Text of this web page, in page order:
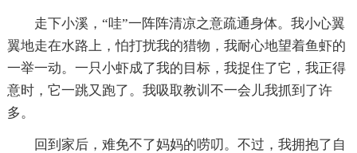
走下小溪，“哇”一阵阵清凉之意疏通身体。我小心翼
翼地走在水路上，怕打扰我的猎物，我耐心地望着鱼虾的
一举一动。一只小虾成了我的目标，我捉住了它，我正得
意时，它一跳又跑了。我吸取教训不一会儿我抓到了许
多。
回到家后，难免不了妈妈的唠叨。不过，我拥抱了自